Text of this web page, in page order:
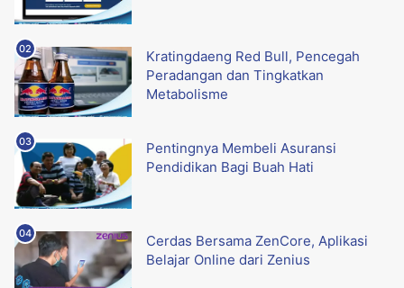
Kratingdaeng Red Bull, Pencegah
Peradangan dan Tingkatkan
Metabolisme
Pentingnya Membeli Asuransi
Pendidikan Bagi Buah Hati
Cerdas Bersama ZenCore, Aplikasi
Belajar Online dari Zenius